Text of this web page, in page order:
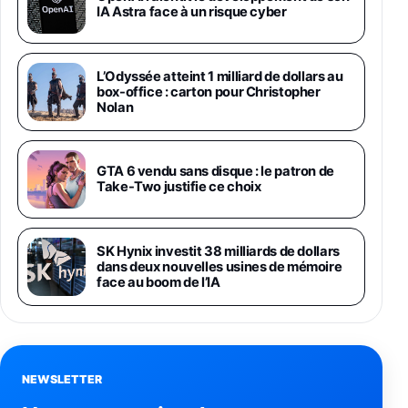
1019€1399€Fnac (Vendeur Tiers)
Galaxy S26 Ultra 256 Go Violet
892€1199€Fnac (Vendeur Tiers)
Philips SHK2000BL - Casque Enfant - Bleu &
Répartiteur Audio 5 Casques, Blanc
24,94€ 29,96€Fnac (Vendeur Tiers)
Asus RT-AC59U Routeur sans Fil Double
Bande Gigabit (Serveur et Client VPN, Triple
Vlan, Mode Point d'accès et Bridge, contrôle
Parental, Qos)
39,72€ 50,42€Amazon
Panasonic KX-TG6822 Téléphones Sans fil
Smartphone APPLE iPhone 15 Noir 128Go
IA Astra face à un risque cyber
L’Odyssée atteint 1 milliard de dollars au
box-office : carton pour Christopher
Nolan
GTA 6 vendu sans disque : le patron de
Take-Two justifie ce choix
SK Hynix investit 38 milliards de dollars
dans deux nouvelles usines de mémoire
face au boom de l’IA
NEWSLETTER